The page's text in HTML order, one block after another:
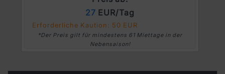
27 EUR/Tag
Erforderliche Kaution: 50 EUR
*Der Preis gilt für mindestens 61 Miettage in der
Nebensaison!